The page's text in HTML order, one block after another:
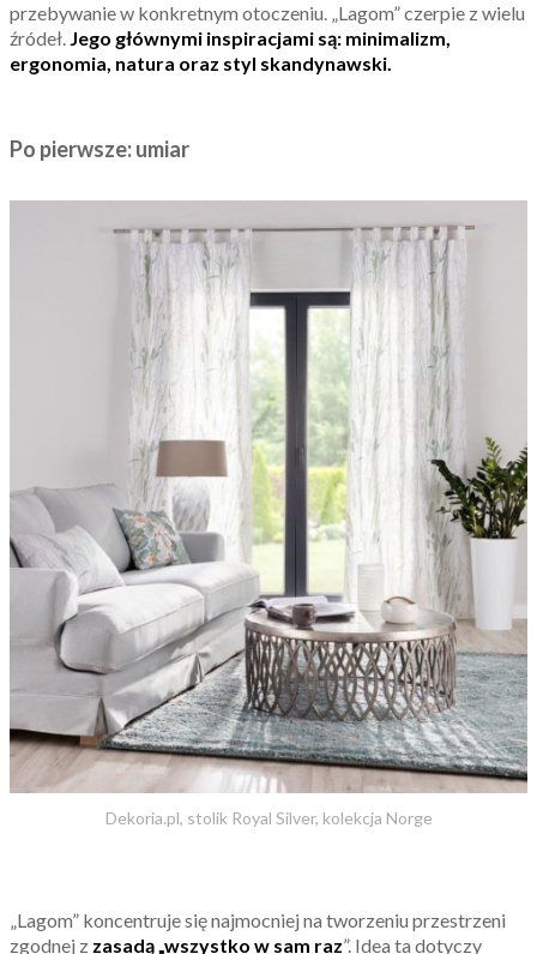
przebywanie w konkretnym otoczeniu. „Lagom” czerpie z wielu
źródeł. Jego głównymi inspiracjami są: minimalizm,
ergonomia, natura oraz styl skandynawski.
Po pierwsze: umiar
Dekoria.pl, stolik Royal Silver, kolekcja Norge
„Lagom” koncentruje się najmocniej na tworzeniu przestrzeni
zgodnej z zasadą „wszystko w sam raz”. Idea ta dotyczy